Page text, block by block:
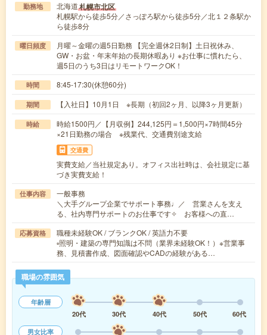
勤務地 北海道札幌市北区
札幌駅から徒歩5分／さっぽろ駅から徒歩5分／北１２条駅か
ら徒歩8分
曜日頻度
月曜～金曜の週5日勤務 【完全週休2日制】土日祝休み、
GW・お盆・年末年始の長期休暇あり ※お仕事に慣れたら、
週5日のうち3日はリモートワークOK！
時間 8:45-17:30(休憩60分)
期間 【入社日】10月1日 ※長期（初回2ヶ月、以降3ヶ月更新）
時給
時給1500円／【月収例】244,125円＝1,500円×7時間45分
×21日勤務の場合 ※残業代、交通費別途支給
交通費
実費支給／当社規定あり。オフィス出社時は、会社規定に基
づき実費支給！
仕事内容
一般事務
＼大手グループ企業でサポート事務♩／ 営業さんを支え
る、社内専門サポートのお仕事です✧ お客様への直…
応募資格
職種未経験OK / ブランクOK / 英語力不要
▫照明・建築の専門知識は不問（業界未経験OK！）※営業事
務、見積書作成、図面確認やCADの経験がある…
職場の雰囲気
年齢層
20代
30代 40代 50代
60代
男女比率